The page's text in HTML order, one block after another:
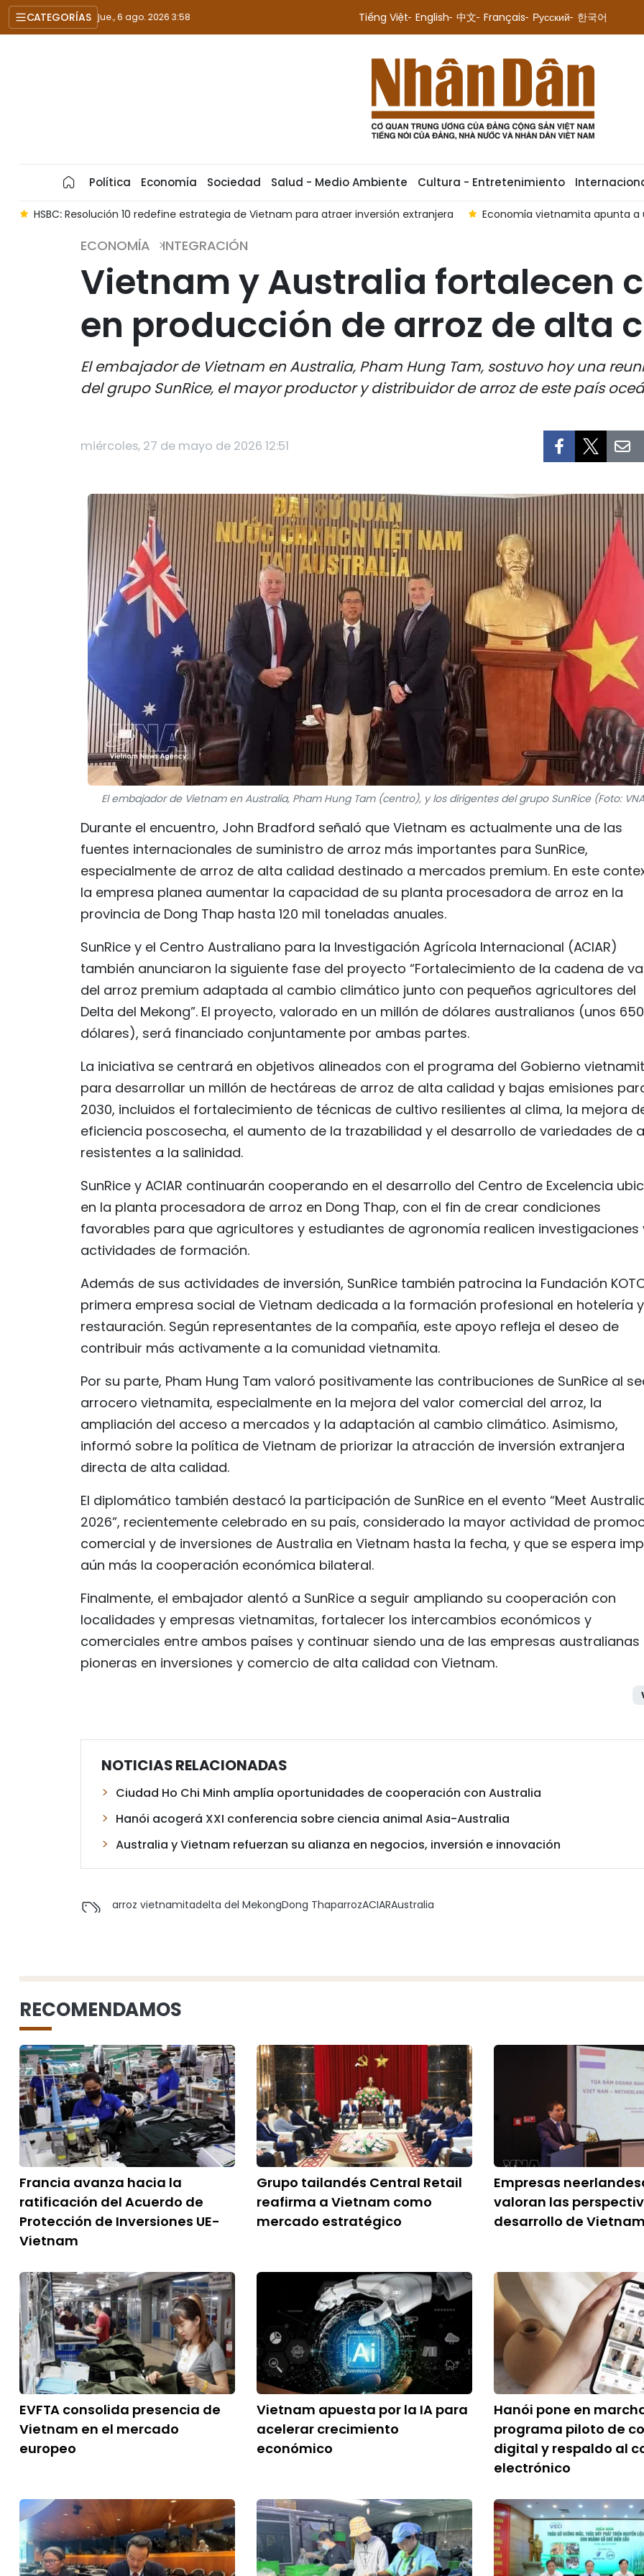
CATEGORÍAS jue., 6 ago. 2026 3:58 Tiếng Việt English 中文 Français Русский 한국어
Política Economía Sociedad Salud - Medio Ambiente Cultura - Entretenimiento
HSBC: Resolución 10 redefine estrategia de Vietnam para atraer inversión extranjera Economía vietnamita apunta
ECONOMÍA INTEGRACIÓN
Vietnam y Australia fortalecen
en producción de arroz de alta
El embajador de Vietnam en Australia, Pham Hung Tam, sostuvo hoy una
del grupo SunRice, el mayor productor y distribuidor de arroz de este país
miércoles, 27 de mayo de 2026 12:51
El embajador de Vietnam en Australia, Pham Hung Tam (centro), y los dirigentes del grupo SunRice (Foto:
Durante el encuentro, John Bradford señaló que Vietnam es actualmente una de las
fuentes internacionales de suministro de arroz más importantes para SunRice,
especialmente de arroz de alta calidad destinado a mercados premium. En este
la empresa planea aumentar la capacidad de su planta procesadora de arroz en la
provincia de Dong Thap hasta 120 mil toneladas anuales.
SunRice y el Centro Australiano para la Investigación Agrícola Internacional (ACIAR)
también anunciaron la siguiente fase del proyecto “Fortalecimiento de la cadena de
del arroz premium adaptada al cambio climático junto con pequeños agricultores del
Delta del Mekong”. El proyecto, valorado en un millón de dólares australianos (unos
dólares), será financiado conjuntamente por ambas partes.
La iniciativa se centrará en objetivos alineados con el programa del Gobierno
para desarrollar un millón de hectáreas de arroz de alta calidad y bajas emisiones
2030, incluidos el fortalecimiento de técnicas de cultivo resilientes al clima, la mejora
eficiencia poscosecha, el aumento de la trazabilidad y el desarrollo de variedades de
resistentes a la salinidad.
SunRice y ACIAR continuarán cooperando en el desarrollo del Centro de Excelencia
en la planta procesadora de arroz en Dong Thap, con el fin de crear condiciones
favorables para que agricultores y estudiantes de agronomía realicen investigaciones
actividades de formación.
Además de sus actividades de inversión, SunRice también patrocina la Fundación
primera empresa social de Vietnam dedicada a la formación profesional en hotelería y
restauración. Según representantes de la compañía, este apoyo refleja el deseo de
contribuir más activamente a la comunidad vietnamita.
Por su parte, Pham Hung Tam valoró positivamente las contribuciones de SunRice al
arrocero vietnamita, especialmente en la mejora del valor comercial del arroz, la
ampliación del acceso a mercados y la adaptación al cambio climático. Asimismo,
informó sobre la política de Vietnam de priorizar la atracción de inversión extranjera
directa de alta calidad.
El diplomático también destacó la participación de SunRice en el evento “Meet
2026”, recientemente celebrado en su país, considerado la mayor actividad de
comercial y de inversiones de Australia en Vietnam hasta la fecha, y que se espera
aún más la cooperación económica bilateral.
Finalmente, el embajador alentó a SunRice a seguir ampliando su cooperación con
localidades y empresas vietnamitas, fortalecer los intercambios económicos y
comerciales entre ambos países y continuar siendo una de las empresas australianas
pioneras en inversiones y comercio de alta calidad con Vietnam.
NOTICIAS RELACIONADAS
Ciudad Ho Chi Minh amplía oportunidades de cooperación con Australia
Hanói acogerá XXI conferencia sobre ciencia animal Asia-Australia
Australia y Vietnam refuerzan su alianza en negocios, inversión e innovación
arroz vietnamitadelta del MekongDong ThaparrozACIARAustralia
RECOMENDAMOS
Francia avanza hacia la
ratificación del Acuerdo de
Protección de Inversiones UE-
Vietnam
Grupo tailandés Central Retail
reafirma a Vietnam como
mercado estratégico
Empresas
valoran las
desarrollo de
EVFTA consolida presencia de
Vietnam en el mercado
europeo
Vietnam apuesta por la IA para
acelerar crecimiento
económico
Hanói pone en
programa piloto de
digital y respaldo al
electrónico